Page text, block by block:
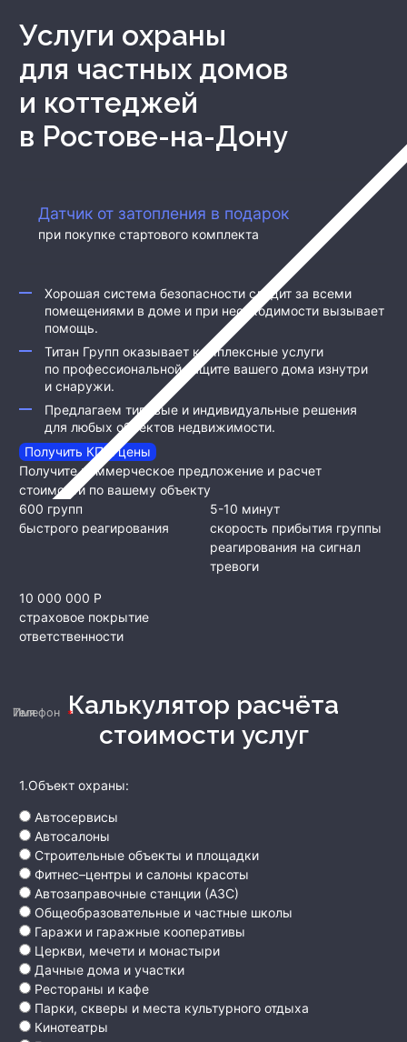
Услуги охраны
для частных домов
и коттеджей
в Ростове-на-Дону
Датчик от затопления в подарок
при покупке стартового комплекта
Хорошая система безопасности следит за всеми
помещениями в доме и при необходимости вызывает
помощь.
Титан Групп оказывает комплексные услуги
по профессиональной защите вашего дома изнутри
и снаружи.
Предлагаем типовые и индивидуальные решения
для любых объектов недвижимости.
Получить КП и цены
Получите коммерческое предложение и расчет
стоимости по вашему объекту
600 групп
быстрого реагирования
5-10 минут
скорость прибытия группы
реагирования на сигнал
тревоги
10 000 000 Р
страховое покрытие
ответственности
Калькулятор расчёта
стоимости услуг
1.Объект охраны:
Автосервисы
Автосалоны
Строительные объекты и площадки
Фитнес–центры и салоны красоты
Автозаправочные станции (АЗС)
Общеобразовательные и частные школы
Гаражи и гаражные кооперативы
Церкви, мечети и монастыри
Дачные дома и участки
Рестораны и кафе
Парки, скверы и места культурного отдыха
Кинотеатры
Имя
Телефон